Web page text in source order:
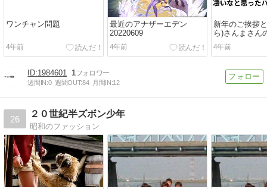
ワンチャン問題
4年前
最近のアナザーエデン
20220609
4年前
新年のご挨拶
ら)さんまさん
ェクトが凄い
ナシ
4年前
1984601 1
週間IN:0 週間OUT:84 月間IN:12
26
２０世紀半ズボン少年
昭和のファッション